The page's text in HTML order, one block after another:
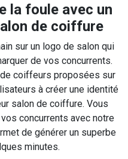
la foule avec un
de coiffure
sur un logo de salon qui
de vos concurrents.
coiffeurs proposées sur
à créer une identité
salon de coiffure. Vous
concurrents avec notre
de générer un superbe
minutes.